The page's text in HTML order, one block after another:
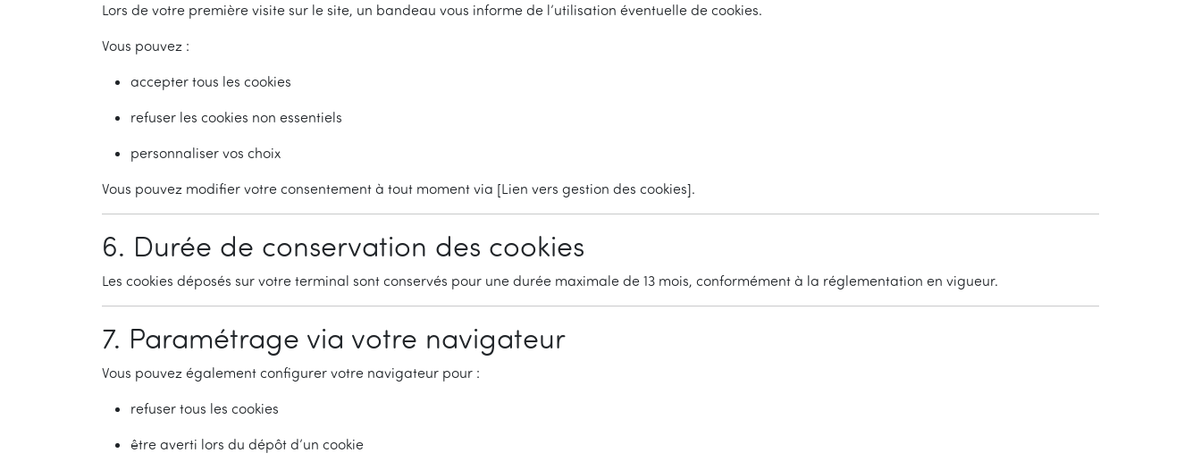
Lors de votre première visite sur le site, un bandeau vous informe de l’utilisation éventuelle de cookies.
Vous pouvez :
accepter tous les cookies
refuser les cookies non essentiels
personnaliser vos choix
Vous pouvez modifier votre consentement à tout moment via [Lien vers gestion des cookies].
6. Durée de conservation des cookies
Les cookies déposés sur votre terminal sont conservés pour une durée maximale de 13 mois, conformément à la réglementation en vigueur.
7. Paramétrage via votre navigateur
Vous pouvez également configurer votre navigateur pour :
refuser tous les cookies
être averti lors du dépôt d’un cookie